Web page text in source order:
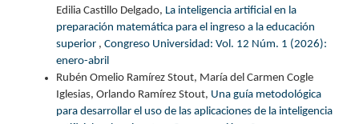
Edilia Castillo Delgado, La inteligencia artificial en la
preparación matemática para el ingreso a la educación
superior , Congreso Universidad: Vol. 12 Núm. 1 (2026):
enero-abril
Rubén Omelio Ramírez Stout, María del Carmen Cogle
Iglesias, Orlando Ramírez Stout, Una guía metodológica
para desarrollar el uso de las aplicaciones de la inteligencia